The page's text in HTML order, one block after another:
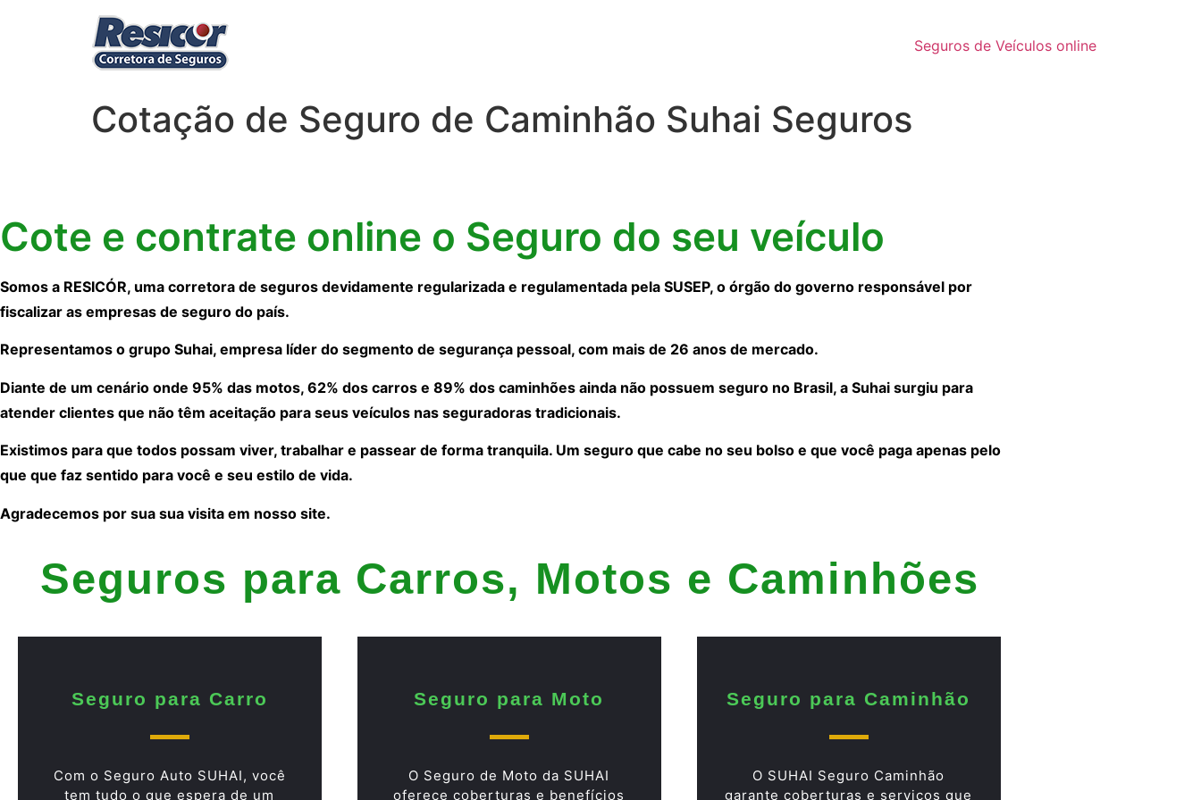
Seguros de Veículos online
Cotação de Seguro de Caminhão Suhai Seguros
Cote e contrate online o Seguro do seu veículo
Somos a RESICÓR, uma corretora de seguros devidamente regularizada e regulamentada pela SUSEP, o órgão do governo responsável por
fiscalizar as empresas de seguro do país.
Representamos o grupo Suhai, empresa líder do segmento de segurança pessoal, com mais de 26 anos de mercado.
Diante de um cenário onde 95% das motos, 62% dos carros e 89% dos caminhões ainda não possuem seguro no Brasil, a Suhai surgiu para
atender clientes que não têm aceitação para seus veículos nas seguradoras tradicionais.
Existimos para que todos possam viver, trabalhar e passear de forma tranquila. Um seguro que cabe no seu bolso e que você paga apenas pelo
que que faz sentido para você e seu estilo de vida.
Agradecemos por sua sua visita em nosso site.
Seguros para Carros, Motos e Caminhões
Seguro para Carro
Com o Seguro Auto SUHAI, você
tem tudo o que espera de um
Seguro para Moto
O Seguro de Moto da SUHAI
oferece coberturas e benefícios
Seguro para Caminhão
O SUHAI Seguro Caminhão
garante coberturas e serviços que